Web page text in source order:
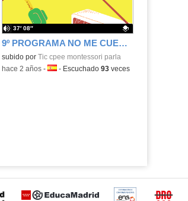
9º PROGRAMA NO ME CUENTES CUENTOS| MONTESSORI EN EL AIRE 9X02
Contenido educativo.
subido por Tic cpee montessori parla
37′ 08″
-hace 2 años- Idioma:
- Escuchado 93veces